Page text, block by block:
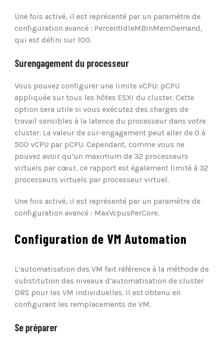
Une fois activé, il est représenté par un paramètre de
configuration avancé : PercentIdleMBInMemDemand,
qui est défini sur 100.
Surengagement du processeur
Vous pouvez configurer une limite vCPU: pCPU
appliquée sur tous les hôtes ESXi du cluster. Cette
option sera utile si vous exécutez des charges de
travail sensibles à la latence du processeur dans votre
cluster. La valeur de sur-engagement peut aller de 0 à
500 vCPU par pCPU. Cependant, comme vous ne
pouvez avoir qu’un maximum de 32 processeurs
virtuels par cœur, ce rapport est également limité à 32
processeurs virtuels par processeur virtuel.
Une fois activé, il est représenté par un paramètre de
configuration avancé : MaxVcpusPerCore.
Configuration de VM Automation
L’automatisation des VM fait référence à la méthode de
substitution des niveaux d’automatisation de cluster
DRS pour les VM individuelles. Il est obtenu en
configurant les remplacements de VM.
Se préparer